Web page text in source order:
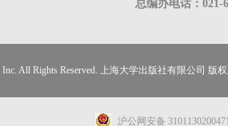
总编办电话：021-
Inc. All Rights Reserved. 上海大学出版社有限公司 版
沪公网安备